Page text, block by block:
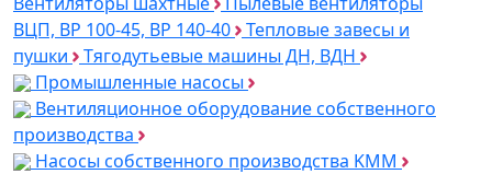
ВЦП, ВР 100-45, ВР 140-40
Тепловые завесы и
пушки
Тягодутьевые машины ДН, ВДН
Промышленные насосы
Вентиляционное оборудование собственного
производства
Насосы собственного производства KMM